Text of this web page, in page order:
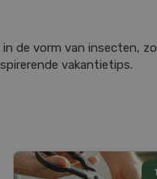
de vorm van insecten,
vakantietips.